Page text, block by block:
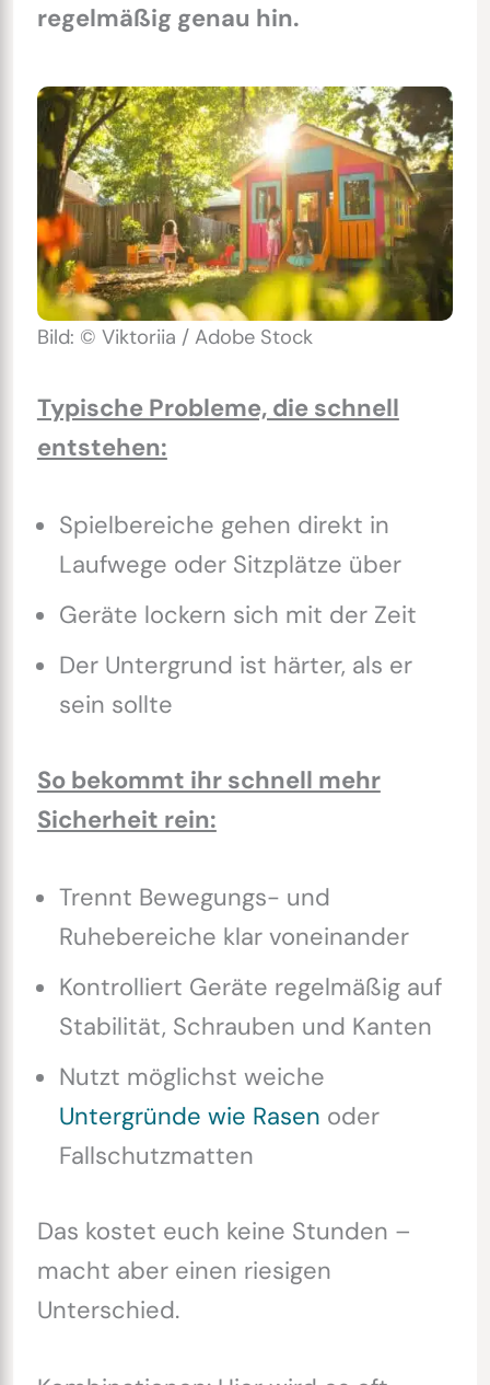
regelmäßig genau hin.
Bild: © Viktoriia / Adobe Stock
Typische Probleme, die schnell
entstehen:
Spielbereiche gehen direkt in
Laufwege oder Sitzplätze über
Geräte lockern sich mit der Zeit
Der Untergrund ist härter, als er
sein sollte
So bekommt ihr schnell mehr
Sicherheit rein:
Trennt Bewegungs- und
Ruhebereiche klar voneinander
Kontrolliert Geräte regelmäßig auf
Stabilität, Schrauben und Kanten
Nutzt möglichst weiche
Untergründe wie Rasen oder
Fallschutzmatten
Das kostet euch keine Stunden –
macht aber einen riesigen
Unterschied.